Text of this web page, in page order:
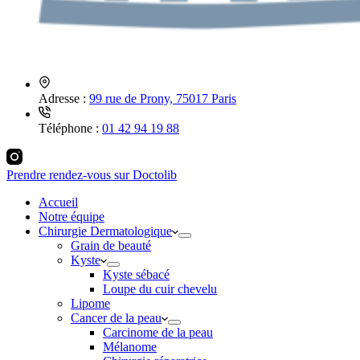
Adresse : 99 rue de Prony, 75017 Paris
Téléphone : 01 42 94 19 88
Prendre rendez-vous sur Doctolib
Accueil
Notre équipe
Chirurgie Dermatologique
Grain de beauté
Kyste
Kyste sébacé
Loupe du cuir chevelu
Lipome
Cancer de la peau
Carcinome de la peau
Mélanome